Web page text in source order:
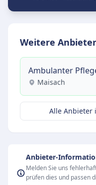
Weitere
Ambulanter
Maisach
Alle Anbieter
Anbieter-
Melden Sie uns
prüfen dies und passen